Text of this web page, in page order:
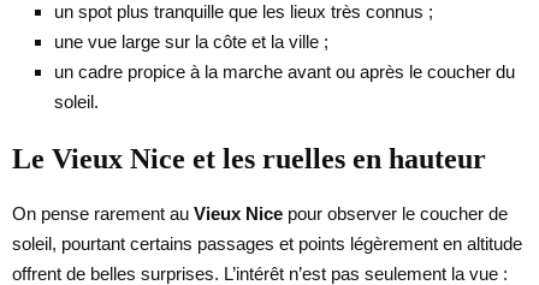
un spot plus tranquille que les lieux très connus ;
une vue large sur la côte et la ville ;
un cadre propice à la marche avant ou après le coucher du
soleil.
Le Vieux Nice et les ruelles en hauteur
On pense rarement au Vieux Nice pour observer le coucher de
soleil, pourtant certains passages et points légèrement en altitude
offrent de belles surprises. L’intérêt n’est pas seulement la vue :